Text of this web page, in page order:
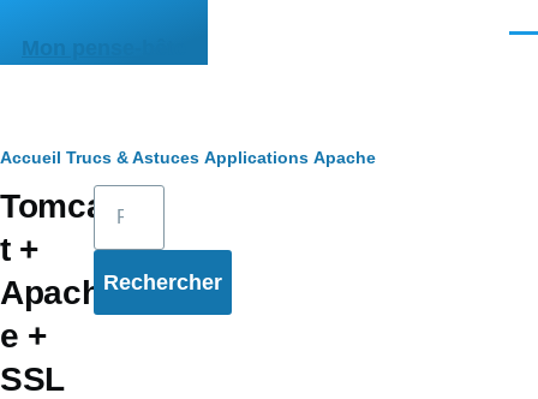
Mon pense-bête
Fil
d'Ariane
Accueil Trucs & Astuces Applications Apache
Tomca
t +
Apach
e +
SSL
Rechercher